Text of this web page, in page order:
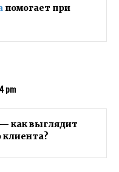
помогает при
pm
— как выглядит
клиента?